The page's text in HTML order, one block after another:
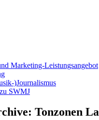
Marketing-Leistungsangebot
)Journalismus
SWMJ
Tonzonen